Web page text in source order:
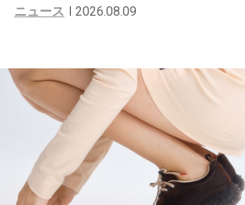
ニュース
2026.08.09